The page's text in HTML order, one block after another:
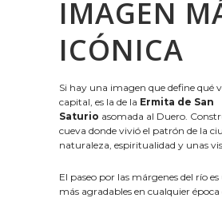
IMAGEN
ICÓNICA
Si hay una imagen que define qué
capital, es la de la Ermita de San
Saturio asomada al Duero.
cueva donde vivió el patrón de la
naturaleza, espiritualidad y unas
El paseo por las márgenes del río
más agradables en cualquier época